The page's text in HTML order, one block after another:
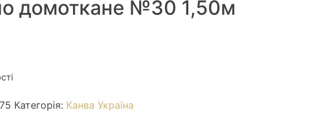
домоткане №30 1,50м
Категорія: Канва Україна